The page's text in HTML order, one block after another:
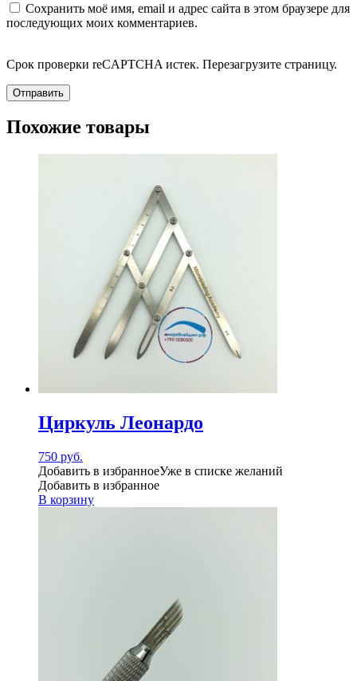
Сохранить моё имя, email и адрес сайта в этом браузере для
последующих моих комментариев.
Срок проверки reCAPTCHA истек. Перезагрузите страницу.
Похожие товары
Циркуль Леонардо
750 руб.
Добавить в избранноеУже в списке желаний
Добавить в избранное
В корзину